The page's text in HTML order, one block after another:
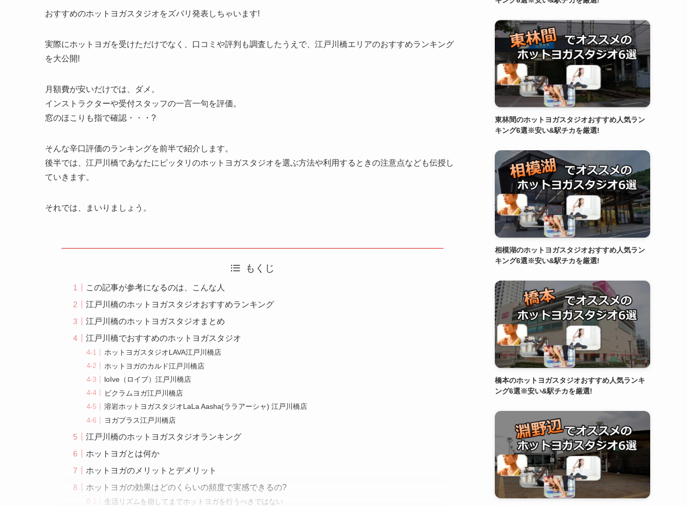
おすすめのホットヨガスタジオをズバリ発表しちゃいます!
実際にホットヨガを受けただけでなく、口コミや評判も調査したうえで、江戸川橋エリアのおすすめランキング
を大公開!
月額費が安いだけでは、ダメ。
インストラクターや受付スタッフの一言一句を評価。
窓のほこりも指で確認・・・?
そんな辛口評価のランキングを前半で紹介します。
後半では、江戸川橋であなたにピッタリのホットヨガスタジオを選ぶ方法や利用するときの注意点なども伝授し
ていきます。
それでは、まいりましょう。
もくじ
この記事が参考になるのは、こんな人
江戸川橋のホットヨガスタジオおすすめランキング
江戸川橋のホットヨガスタジオまとめ
江戸川橋でおすすめのホットヨガスタジオ
ホットヨガスタジオLAVA江戸川橋店
ホットヨガのカルド江戸川橋店
loIve（ロイブ）江戸川橋店
ビクラムヨガ江戸川橋店
溶岩ホットヨガスタジオLaLa Aasha(ララアーシャ) 江戸川橋店
ヨガプラス江戸川橋店
江戸川橋のホットヨガスタジオランキング
ホットヨガとは何か
ホットヨガのメリットとデメリット
ホットヨガの効果はどのくらいの頻度で実感できるの?
生活リズムを崩してまでホットヨガを行うべきではない
東林間のホットヨガスタジオおすすめ人気ラン
キング6選※安い&駅チカを厳選!
相模湖のホットヨガスタジオおすすめ人気ラン
キング6選※安い&駅チカを厳選!
橋本のホットヨガスタジオおすすめ人気ランキ
ング6選※安い&駅チカを厳選!